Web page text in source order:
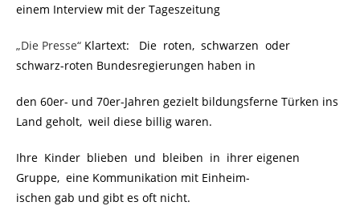
einem Interview mit der Tageszeitung
„Die Presse“ Klartext: Die roten, schwarzen oder
schwarz-roten Bundesregierungen haben in
den 60er- und 70er-Jahren gezielt bildungsferne Türken ins
Land geholt, weil diese billig waren.
Ihre Kinder blieben und bleiben in ihrer eigenen
Gruppe, eine Kommunikation mit Einheim-
ischen gab und gibt es oft nicht.